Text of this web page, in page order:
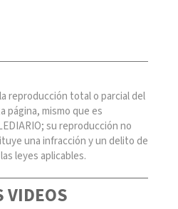
reproducción total o parcial del
página, mismo que es
su reproducción no
una infracción y un delito de
leyes aplicables.
VIDEOS